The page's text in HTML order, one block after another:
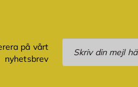
på vårt
nyhetsbrev
Prenumerera